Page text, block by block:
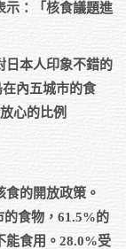
示：「核食議題進
日本人印象不錯的
內五城市的食
心的比例
的開放政策。
的食物，61.5%的
能食用。28.0%受